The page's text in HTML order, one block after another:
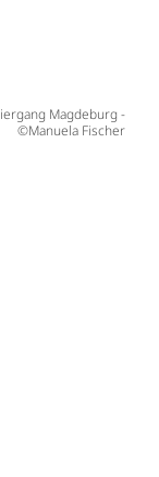
Magdeburg -
©Manuela Fischer